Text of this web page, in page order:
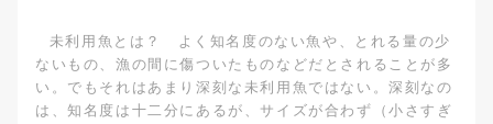
未利用魚とは？ よく知名度のない魚や、とれる量の少
ないもの、漁の間に傷ついたものなどだとされることが多
い。でもそれはあまり深刻な未利用魚ではない。深刻なの
は、知名度は十二分にあるが、サイズが合わず（小さすぎ